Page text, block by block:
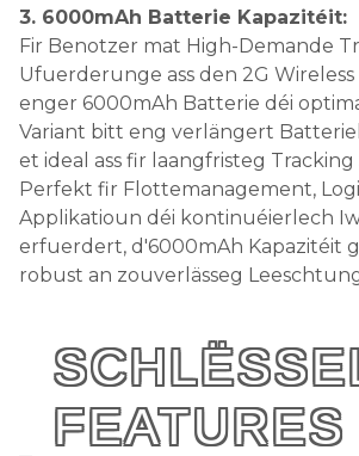
3. 6000mAh Batterie Kapazitéit:
Fir Benotzer mat High-Demande
Ufuerderunge ass den 2G
enger 6000mAh Batterie déi
Variant bitt eng verlängert
et ideal ass fir laangfristeg Tracking
Perfekt fir Flottemanagement,
Applikatioun déi kontinuéierlech
erfuerdert, d'6000mAh Kapazitéit
robust an zouverlässeg
FEATURES